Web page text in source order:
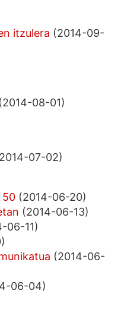
itzulera (2014-09-
(2014-08-01)
07-02)
50 (2014-06-20)
(2014-06-13)
06-11)
(2014-06-
06-04)